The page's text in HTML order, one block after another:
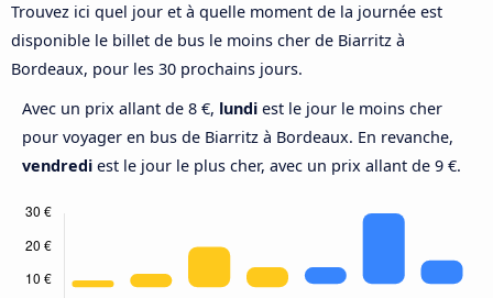
Trouvez ici quel jour et à quelle moment de la journée est
disponible le billet de bus le moins cher de Biarritz à
Bordeaux, pour les 30 prochains jours.
Avec un prix allant de 8 €, lundi est le jour le moins cher
pour voyager en bus de Biarritz à Bordeaux. En revanche,
vendredi est le jour le plus cher, avec un prix allant de 9 €.